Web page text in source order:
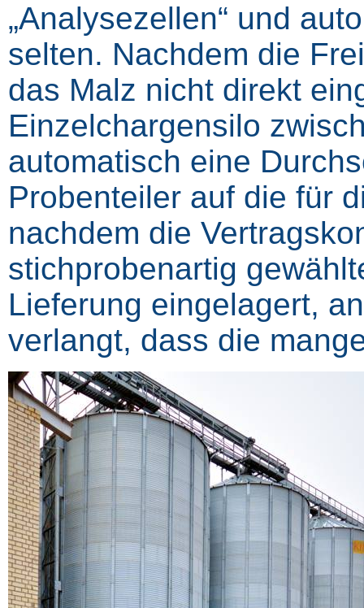
„Analysezellen“ und
selten. Nachdem die
das Malz nicht direkt
Einzelchargensilo
automatisch eine
Probenteiler auf die für
nachdem die
stichprobenartig
Lieferung eingelagert,
verlangt, dass die